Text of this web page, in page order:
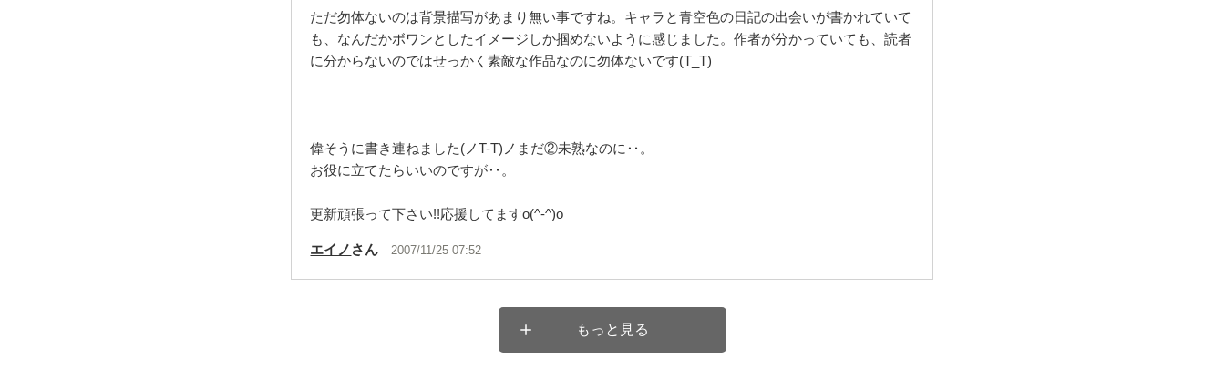
ただ勿体ないのは背景描写があまり無い事ですね。キャラと青空色の日記の出会いが書かれていて
も、なんだかボワンとしたイメージしか掴めないように感じました。作者が分かっていても、読者
に分からないのではせっかく素敵な作品なのに勿体ないです(T_T)
偉そうに書き連ねました(ノT-T)ノまだ②未熟なのに‥。
お役に立てたらいいのですが‥。
更新頑張って下さい!!応援してますo(^-^)o
エイノ さん 2007/11/25 07:52
もっと見る